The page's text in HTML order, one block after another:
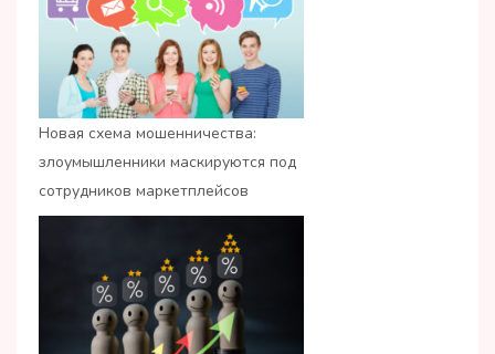
Новая схема мошенничества:
злоумышленники маскируются под
сотрудников маркетплейсов